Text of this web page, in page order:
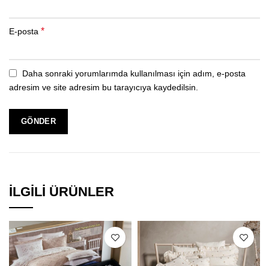
E-posta *
Daha sonraki yorumlarımda kullanılması için adım, e-posta
adresim ve site adresim bu tarayıcıya kaydedilsin.
İLGILI ÜRÜNLER